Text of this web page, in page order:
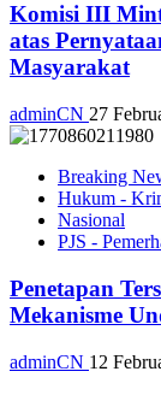
Komisi III
atas
Masyarakat
adminCN 27
Breaking
Hukum -
Nasional
PJS -
Penetapan
Mekanisme
adminCN 12